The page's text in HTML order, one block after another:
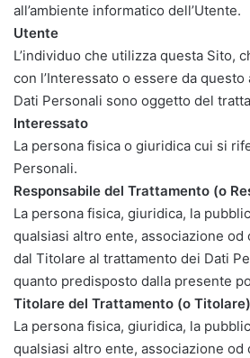
all’ambiente informatico dell’Utente.
Utente
L’individuo che utilizza questa Sito,
con l’Interessato o essere da
Dati Personali sono oggetto del
Interessato
La persona fisica o giuridica cui si
Personali.
Responsabile del Trattamento (o
La persona fisica, giuridica, la
qualsiasi altro ente, associazione od
dal Titolare al trattamento dei Dati
quanto predisposto dalla presente
Titolare del Trattamento (o Titolare)
La persona fisica, giuridica, la
qualsiasi altro ente, associazione od